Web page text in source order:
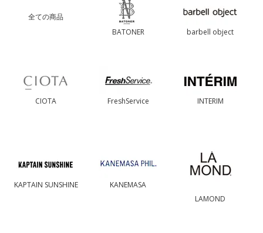
全ての商品
BATONER
barbell object
CIOTA FreshService INTERIM
KAPTAIN SUNSHINE
KANEMASA
LAMOND